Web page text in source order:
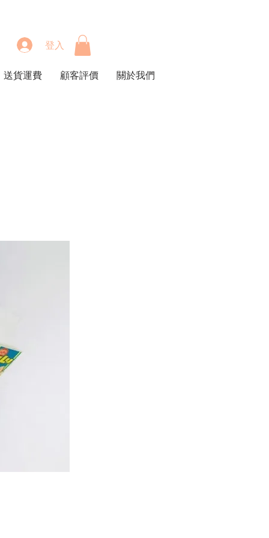
登入
送貨運費 顧客評價 關於我們